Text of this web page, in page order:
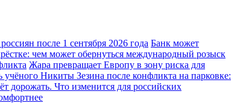
после 1 сентября 2026 года Банк может
чем может обернуться международный розыск
Жара превращает Европу в зону риска для
учёного Никиты Зезина после конфликта на парковке:
Что изменится для российских